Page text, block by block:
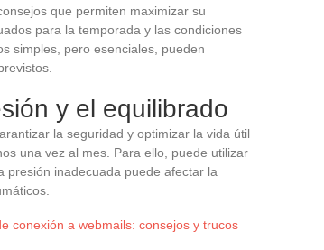
que permiten maximizar su
para la temporada y las condiciones
simples, pero esenciales, pueden
y el equilibrado
la seguridad y optimizar la vida útil
una vez al mes. Para ello, puede utilizar
presión inadecuada puede afectar la
conexión a webmails: consejos y trucos